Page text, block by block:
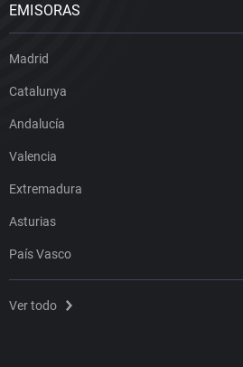
EMISORAS
Madrid
Catalunya
Andalucía
Valencia
Extremadura
Asturias
País Vasco
Ver todo